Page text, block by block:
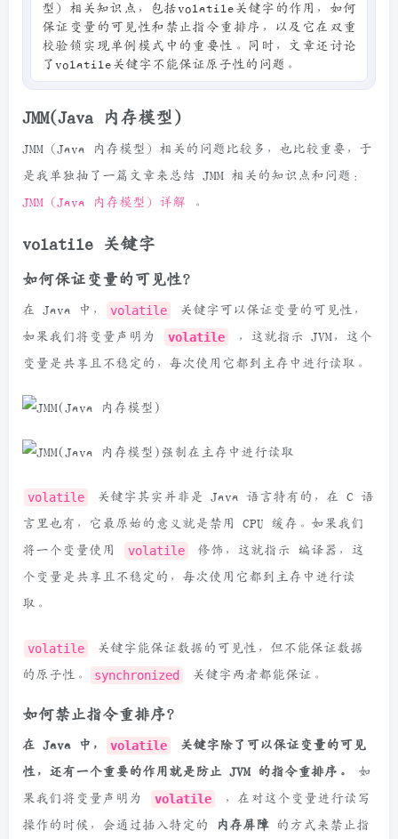
型）相关知识点，包括volatile关键字的作用，如何
保证变量的可见性和禁止指令重排序，以及它在双重
校验锁实现单例模式中的重要性。同时，文章还讨论
了volatile关键字不能保证原子性的问题。
JMM(Java 内存模型)
JMM（Java 内存模型）相关的问题比较多，也比较重要，于
是我单独抽了一篇文章来总结 JMM 相关的知识点和问题：
JMM（Java 内存模型）详解 。
volatile 关键字
如何保证变量的可见性？
在 Java 中， volatile
关键字可以保证变量的可见性，
如果我们将变量声明为
volatile
，这就指示 JVM，这个
变量是共享且不稳定的，每次使用它都到主存中进行读取。
volatile
关键字其实并非是 Java 语言特有的，在 C 语
言里也有，它最原始的意义就是禁用 CPU 缓存。如果我们
将一个变量使用
volatile
修饰，这就指示 编译器，这
个变量是共享且不稳定的，每次使用它都到主存中进行读
取。
volatile
关键字能保证数据的可见性，但不能保证数据
的原子性。
synchronized 关键字两者都能保证。
如何禁止指令重排序？
在 Java 中， volatile
关键字除了可以保证变量的可见
性，还有一个重要的作用就是防止 JVM 的指令重排序。
如
果我们将变量声明为
volatile
，在对这个变量进行读写
操作的时候，会通过插入特定的
内存屏障 的方式来禁止指